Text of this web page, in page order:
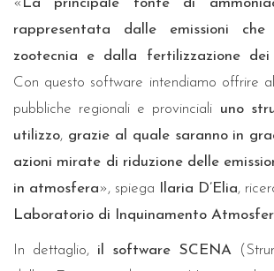
« La principale fonte di
rappresentata dalle emissioni
zootecnia e dalla fertilizzazione
Con questo software intendiamo offrire
pubbliche regionali e provinciali uno
utilizzo, grazie al quale saranno in
azioni mirate di riduzione delle
in atmosfera», spiega Ilaria D’Elia,
Laboratorio di Inquinamento
In dettaglio, il software SCENA